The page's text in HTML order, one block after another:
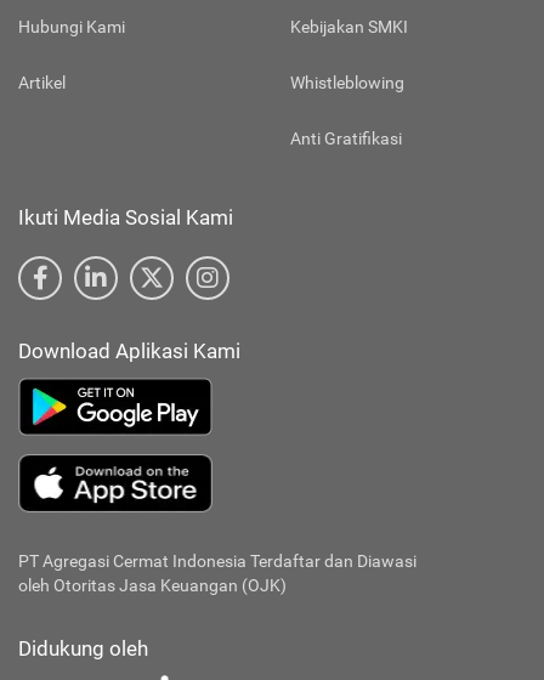
Hubungi Kami
Artikel
Kebijakan SMKI
Whistleblowing
Anti Gratifikasi
Ikuti Media Sosial Kami
Download Aplikasi Kami
PT Agregasi Cermat Indonesia Terdaftar dan Diawasi
oleh Otoritas Jasa Keuangan (OJK)
Didukung oleh